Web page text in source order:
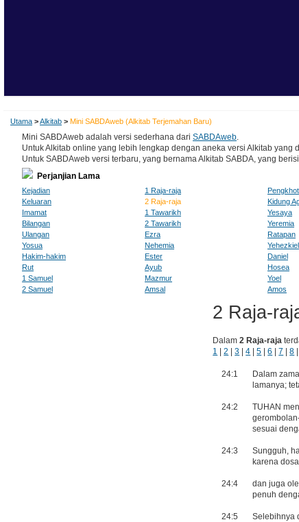
Utama >Alkitab > Mini SABDAweb (Alkitab Terjemahan Baru)
Mini SABDAweb adalah versi sederhana dari SABDAweb.
Untuk Alkitab online yang lebih lengkap dengan aneka versi Alkitab
Untuk SABDAweb versi terbaru, yang bernama Alkitab SABDA, yang
Perjanjian Lama
Kejadian
Keluaran
Imamat
Bilangan
Ulangan
Yosua
Hakim-hakim
Rut
1 Samuel
2 Samuel
1 Raja-raja
2 Raja-raja
1 Tawarikh
2 Tawarikh
Ezra
Nehemia
Ester
Ayub
Mazmur
Amsal
Kidung
Yesaya
Yeremia
Ratapan
Yehezkiel
Daniel
Hosea
Yoel
Amos
2 Raja-
Dalam2 Raja-raja
1 |2 |3 |4 |5 |6 |7 |8
24:1
Dalam
lamanya;
24:2
TUHAN
sesuai
24:3
Sungguh,
karena
24:4
dan juga
penuh
24:5
Selebihnya